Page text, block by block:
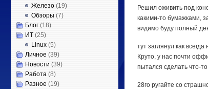
Железо (19)
Обзоры (7)
Блог (18)
ИТ (25)
Linux (5)
Личное (39)
Новости (39)
Работа (8)
Разное (19)
Решил оживить под
какими-то бумажками,
видимо буду полный
тут заглянул как
Круто, у нас почти
пытался сделать что-
28го ругайте со